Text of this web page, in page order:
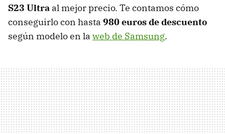
S23 Ultra al mejor precio. Te contamos cómo
conseguirlo con hasta 980 euros de descuento
según modelo en la web de Samsung.